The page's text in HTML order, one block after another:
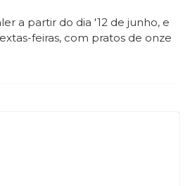
a partir do dia '12 de junho, e
feiras, com pratos de onze